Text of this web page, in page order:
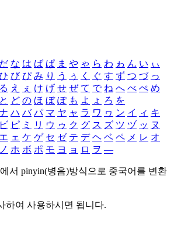
だ な は ば ぱ ま や ゃ ら わ ゎ ん い ぃ
び ぴ み り う ぅ く ぐ す ず つ づ っ
る え ぇ け げ せ ぜ て で ね へ べ ぺ め
と ど の ほ ぼ ぽ も よ ょ ろ を
ハ バ パ マ ヤ ャ ラ ワ ヮ ン イ ィ キ
ビ ピ ミ リ ウ ゥ ク グ ス ズ ツ ヅ ッ ヌ
エ ェ ケ ゲ セ ゼ テ デ ヘ ベ ペ メ レ オ
ノ ホ ボ ポ モ ヨ ョ ロ ヲ ―
에서 pinyin(병음)방식으로 중국어를 변환
하여 사용하시면 됩니다.